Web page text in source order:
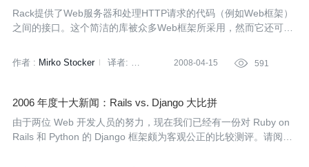
Rack提供了Web服务器和处理HTTP请求的代码（例如Web框架）
之间的接口。这个简洁的库被众多Web框架所采用，然而它还可以
看有关Rack的一切。
作者 : Mirko Stocker
译者:
2008-04-15  591
2006 年度十大新闻：Rails vs. Django 大比拼
由于两位 Web 开发人员的努力，现在我们已经有一份对 Ruby on
Rails 和 Python 的 Django 框架颇为客观公正的比较测评。请阅读